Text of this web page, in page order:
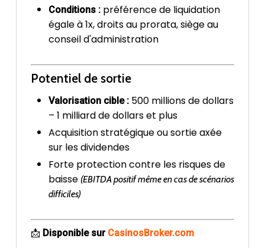
Conditions :préférence de liquidation
égale à 1x, droits au prorata, siège au
conseil d'administration
Potentiel de sortie
Valorisation cible :500 millions de dollars
– 1 milliard de dollars et plus
Acquisition stratégique ou sortie axée
sur les dividendes
Forte protection contre les risques de
baisse (EBITDA positif même en cas de scénarios
difficiles)
📩 Disponible sur CasinosBroker.com